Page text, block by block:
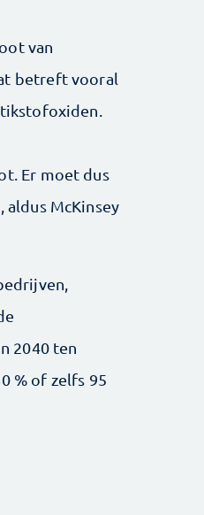
van
betreft vooral
Er moet dus
McKinsey
2040 ten
% of zelfs 95